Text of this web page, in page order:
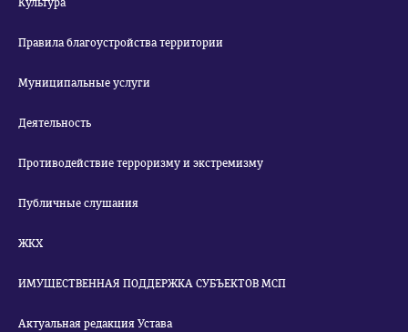
Культура
Правила благоустройства территории
Муниципальные услуги
Деятельность
Противодействие терроризму и экстремизму
Публичные слушания
ЖКХ
ИМУЩЕСТВЕННАЯ ПОДДЕРЖКА СУБЪЕКТОВ МСП
Актуальная редакция Устава